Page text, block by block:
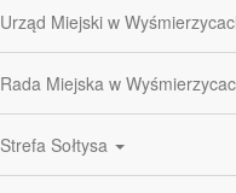
Urząd Miejski w
Rada Miejska w
Strefa Sołtysa